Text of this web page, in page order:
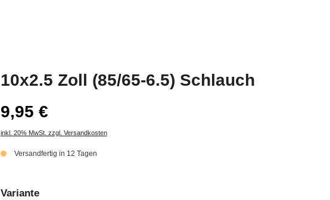
10x2.5 Zoll (85/65-6.5) Schlauch
9,95 €
inkl. 20% MwSt. zzgl. Versandkosten
Versandfertig in 12 Tagen
Variante